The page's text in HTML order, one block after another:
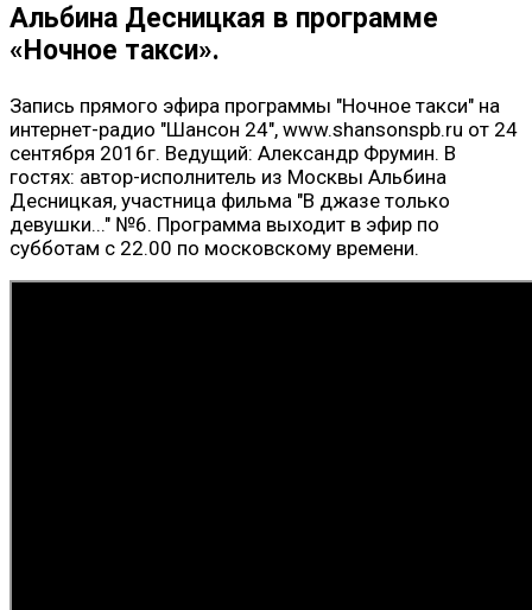
Альбина Десницкая в программе
«Ночное такси».
Запись прямого эфира программы "Ночное такси" на
интернет-радио "Шансон 24", www.shansonspb.ru от 24
сентября 2016г. Ведущий: Александр Фрумин. В
гостях: автор-исполнитель из Москвы Альбина
Десницкая, участница фильма "В джазе только
девушки..." №6. Программа выходит в эфир по
субботам с 22.00 по московскому времени.